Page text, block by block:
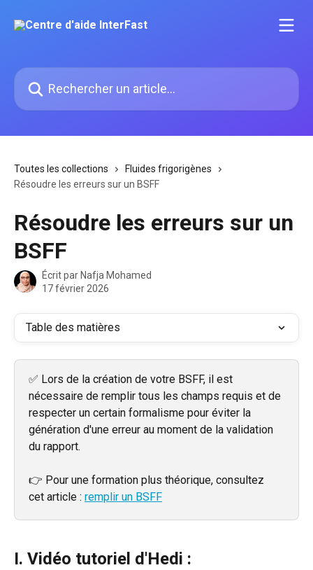
Rechercher un article...
Toutes les collections
Fluides frigorigènes
Résoudre les erreurs sur un BSFF
Résoudre les erreurs sur un
BSFF
Écrit par Nafja Mohamed
17 février 2026
Table des matières
✅ Lors de la création de votre BSFF, il est
nécessaire de remplir tous les champs requis et de
respecter un certain formalisme pour éviter la
génération d'une erreur au moment de la validation
du rapport.
👉 Pour une formation plus théorique, consultez
cet article : remplir un BSFF
I. Vidéo tutoriel d'Hedi :